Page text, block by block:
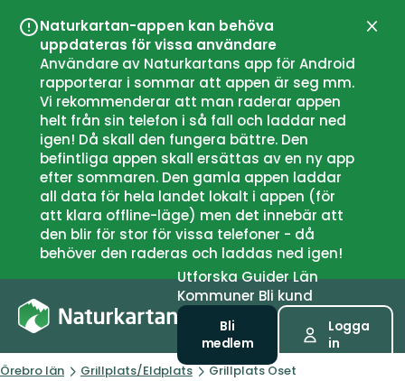
Naturkartan-appen kan behöva
uppdateras för vissa användare
Användare av Naturkartans app för Android
rapporterar i sommar att appen är seg mm.
Vi rekommenderar att man raderar appen
helt från sin telefon i så fall och laddar ned
igen! Då skall den fungera bättre. Den
befintliga appen skall ersättas av en ny app
efter sommaren. Den gamla appen laddar
all data för hela landet lokalt i appen (för
att klara offline-läge) men det innebär att
den blir för stor för vissa telefoner - då
behöver den raderas och laddas ned igen!
UtforskaGuiderLän
Kommuner Bli kund
Bli
medlem
Logga
in
Örebro län Grillplats/Eldplats Grillplats Oset